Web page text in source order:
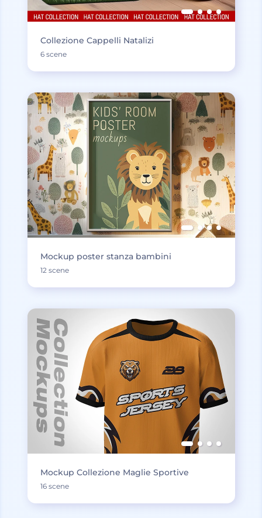
Collezione Cappelli Natalizi
6 scene
Mockup poster stanza bambini
12 scene
Mockup Collezione Maglie Sportive
16 scene